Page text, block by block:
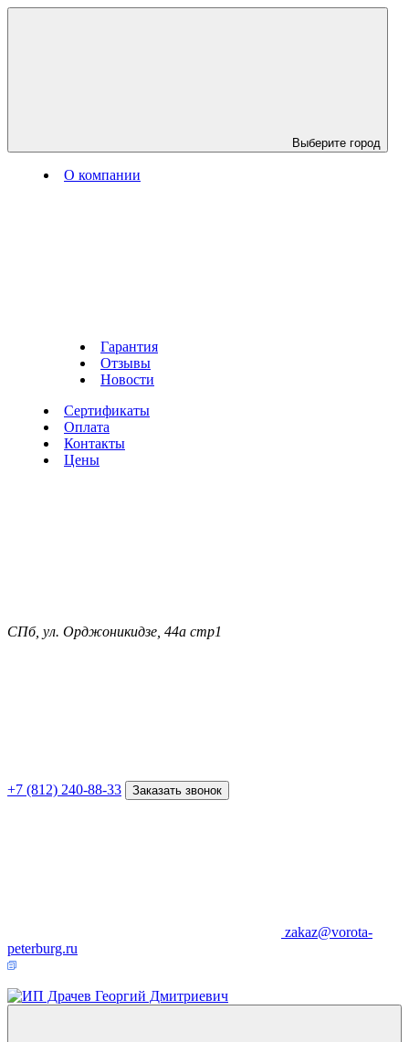
Выберите город
О компании
Гарантия
Отзывы
Новости
Сертификаты
Оплата
Контакты
Цены
СПб, ул. Орджоникидзе, 44а стр1
+7 (812) 240-88-33 Заказать звонок
zakaz@vorota-
peterburg.ru